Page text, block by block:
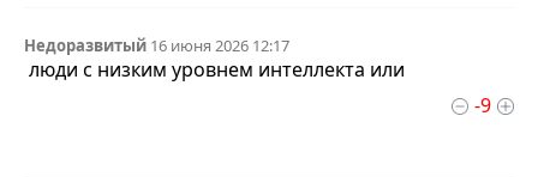
Недоразвитый 16 июня 2026 12:17
люди с низким уровнем интеллекта или
-9